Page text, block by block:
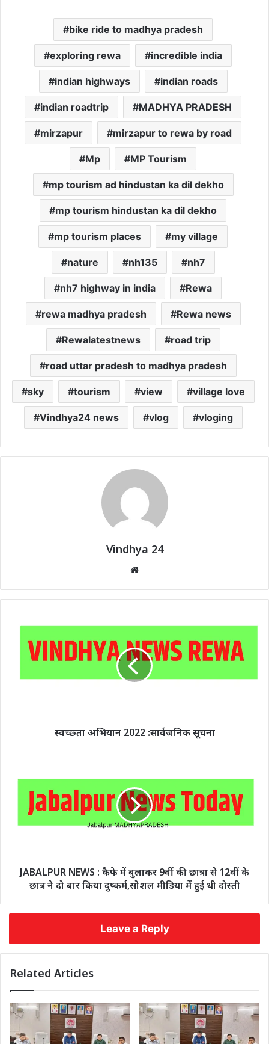
bike ride to madhya pradesh
exploring rewa incredible india
indian highways indian roads
indian roadtrip MADHYA PRADESH
mirzapur mirzapur to rewa by road
Mp MP Tourism
mp tourism ad hindustan ka dil dekho
mp tourism hindustan ka dil dekho
mp tourism places my village
nature nh135 nh7
nh7 highway in india Rewa
rewa madhya pradesh Rewa news
Rewalatestnews road trip
road uttar pradesh to madhya pradesh
sky tourism view village love
Vindhya24 news vlog vloging
Vindhya 24
स्वच्छ्ता अभियान 2022 :सार्वजनिक सूचना
JABALPUR NEWS : कैफे में बुलाकर 9वीं की छात्रा से 12वीं के
छात्र ने दो बार किया दुष्कर्म,सोशल मीडिया में हुई थी दोस्ती
Leave a Reply
Related Articles